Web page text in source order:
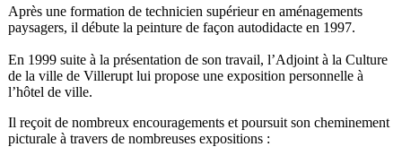
Après une formation de technicien supérieur en aménagements
paysagers, il débute la peinture de façon autodidacte en 1997.
En 1999 suite à la présentation de son travail, l’Adjoint à la Culture
de la ville de Villerupt lui propose une exposition personnelle à
l’hôtel de ville.
Il reçoit de nombreux encouragements et poursuit son cheminement
picturale à travers de nombreuses expositions :